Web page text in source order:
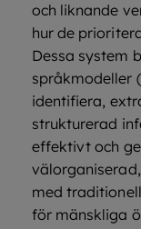
och liknande
hur de
Dessa system
språkmodeller
identifiera,
strukturerad
effektivt och
med
för mänskliga